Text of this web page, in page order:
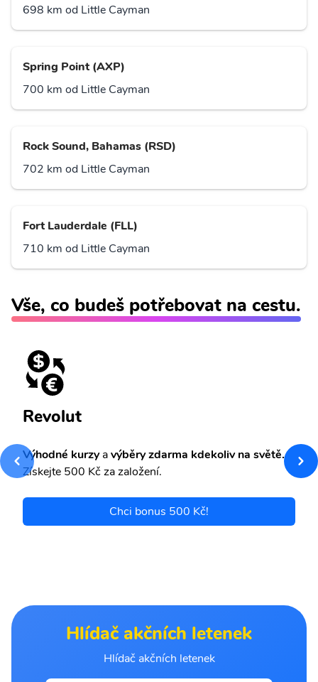
698 km od Little Cayman
Spring Point (AXP)
700 km od Little Cayman
Rock Sound, Bahamas (RSD)
702 km od Little Cayman
Fort Lauderdale (FLL)
710 km od Little Cayman
Vše, co budeš potřebovat na cestu.
Revolut
Výhodné kurzyavýběry zdarma kdekoliv na světě.
Získejte 500 Kč za založení.
Chci bonus 500 Kč!
Hlídač akčních letenek
Hlídač akčních letenek